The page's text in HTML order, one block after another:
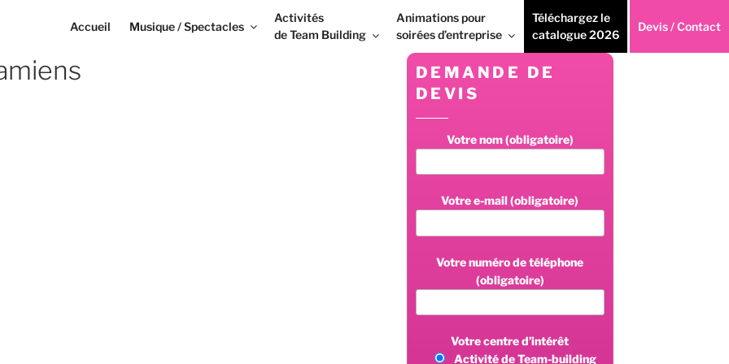
Accueil Musique / Spectacles
Activités
de Team Building
Animations pour
soirées d’entreprise
Téléchargez le
catalogue 2026
Devis / Contact
DEMANDE DE
DEVIS
Votre nom (obligatoire)
Votre e-mail (obligatoire)
Votre numéro de téléphone
(obligatoire)
Votre centre d’intérêt
Activité de Team-building